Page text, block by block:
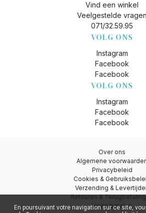
Vind een winkel
Veelgestelde vragen
071/32.59.95
VOLG ONS
Instagram
Facebook
Facebook
VOLG ONS
Instagram
Facebook
Facebook
Over ons
Algemene
Privacybeleid
Cookies &
Verzending &
Retouren &
Veilig betalen
En poursuivant votre navigation sur ce site,